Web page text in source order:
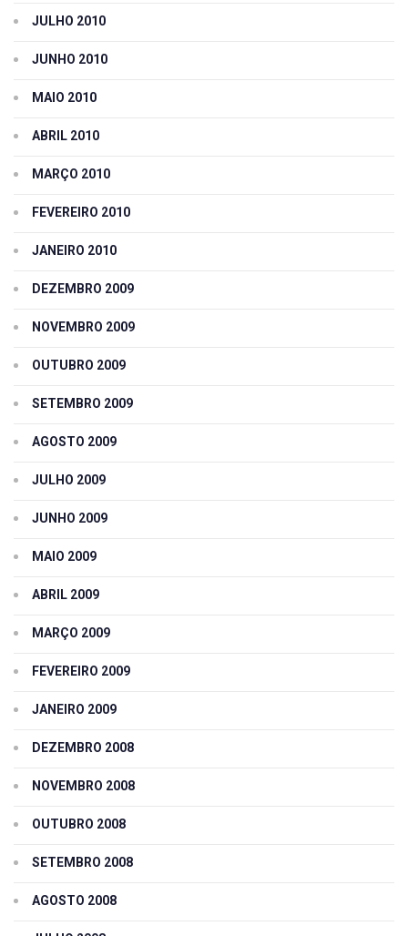
JULHO 2010
JUNHO 2010
MAIO 2010
ABRIL 2010
MARÇO 2010
FEVEREIRO 2010
JANEIRO 2010
DEZEMBRO 2009
NOVEMBRO 2009
OUTUBRO 2009
SETEMBRO 2009
AGOSTO 2009
JULHO 2009
JUNHO 2009
MAIO 2009
ABRIL 2009
MARÇO 2009
FEVEREIRO 2009
JANEIRO 2009
DEZEMBRO 2008
NOVEMBRO 2008
OUTUBRO 2008
SETEMBRO 2008
AGOSTO 2008